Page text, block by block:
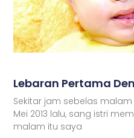
Lebaran Pertama
Sekitar jam sebelas
Mei 2013 lalu, sang istri
malam itu saya